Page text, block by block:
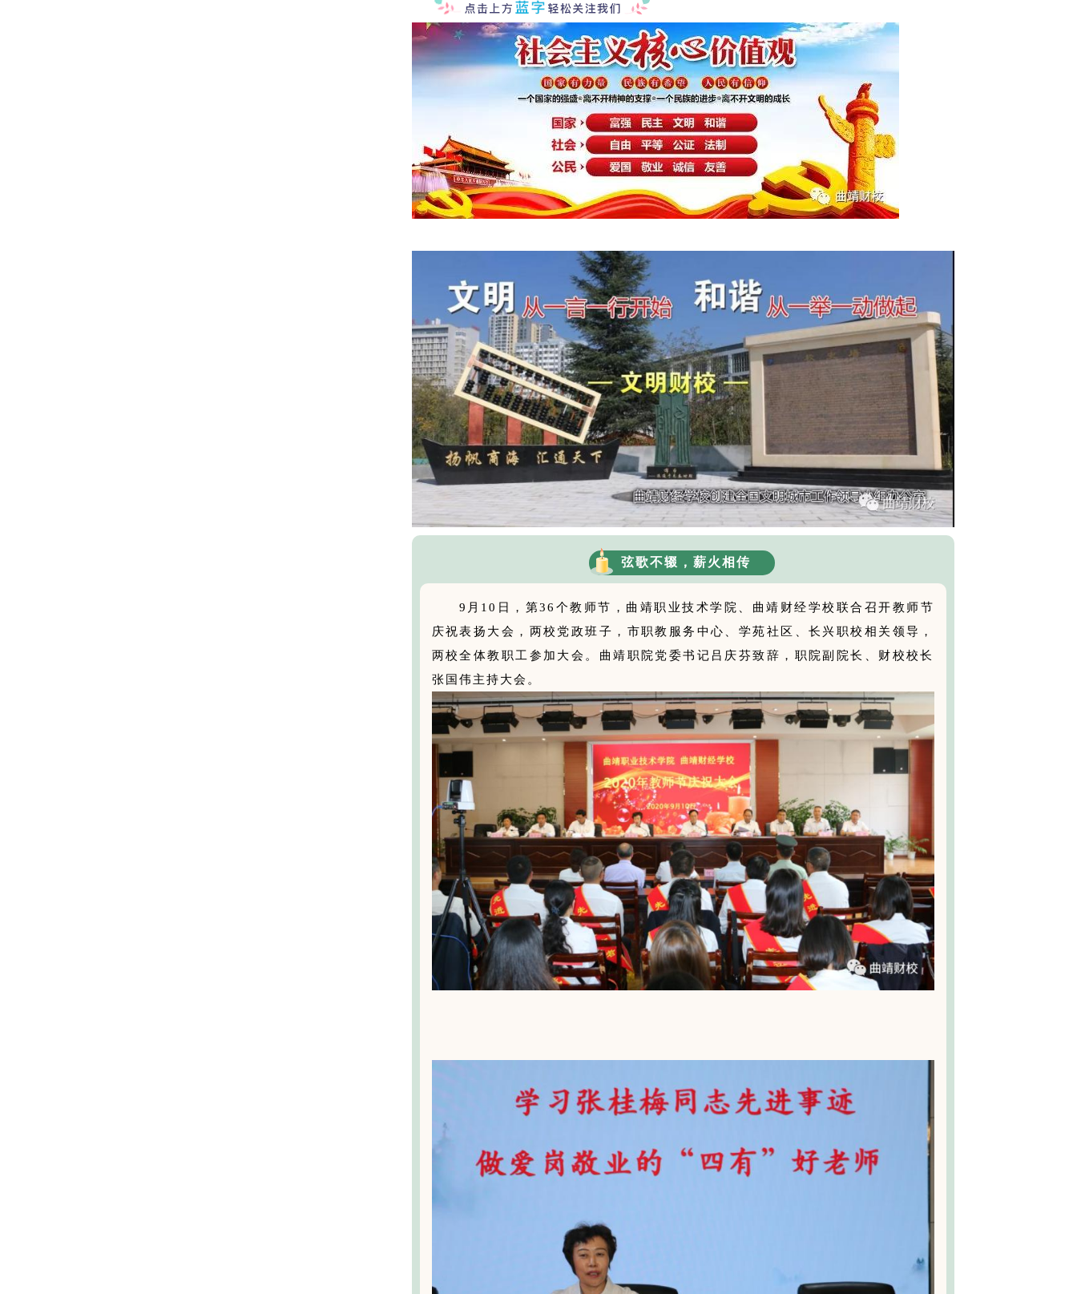
弦歌不辍，薪火相传
9月10日，第36个教师节，曲靖职业技术学院、曲靖财经学校联合召开教师节
庆祝表扬大会，两校党政班子，市职教服务中心、学苑社区、长兴职校相关领导，
两校全体教职工参加大会。曲靖职院党委书记吕庆芬致辞，职院副院长、财校校长
张国伟主持大会。